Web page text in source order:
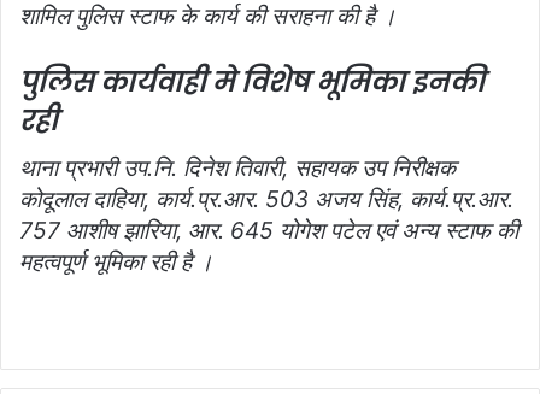
शामिल पुलिस स्टाफ के कार्य की सराहना की है ।
पुलिस कार्यवाही मे विशेष भूमिका इनकी
रही
थाना प्रभारी उप.नि. दिनेश तिवारी, सहायक उप निरीक्षक
कोदूलाल दाहिया, कार्य.प्र.आर. 503 अजय सिंह, कार्य.प्र.आर.
757 आशीष झारिया, आर. 645 योगेश पटेल एवं अन्य स्टाफ की
महत्वपूर्ण भूमिका रही है ।